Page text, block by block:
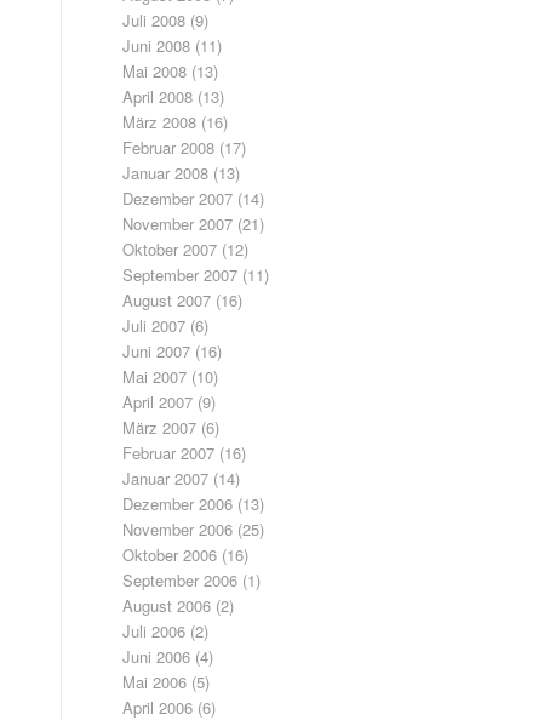
Juli 2008 (9)
Juni 2008 (11)
Mai 2008 (13)
April 2008 (13)
März 2008 (16)
Februar 2008 (17)
Januar 2008 (13)
Dezember 2007 (14)
November 2007 (21)
Oktober 2007 (12)
September 2007 (11)
August 2007 (16)
Juli 2007 (6)
Juni 2007 (16)
Mai 2007 (10)
April 2007 (9)
März 2007 (6)
Februar 2007 (16)
Januar 2007 (14)
Dezember 2006 (13)
November 2006 (25)
Oktober 2006 (16)
September 2006 (1)
August 2006 (2)
Juli 2006 (2)
Juni 2006 (4)
Mai 2006 (5)
April 2006 (6)